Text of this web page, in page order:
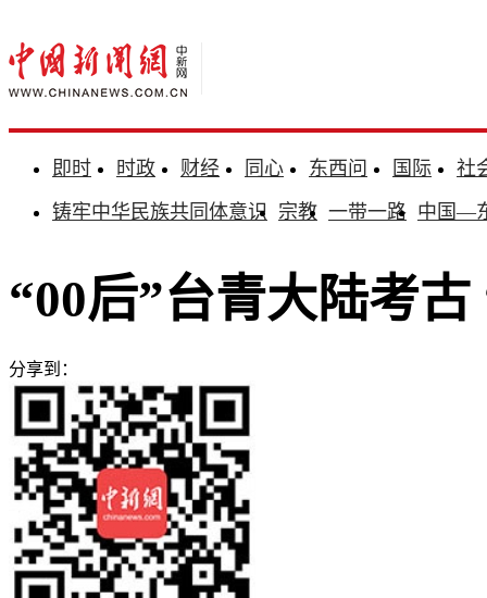
即时 时政 财经 同心 东西问 国际
社
铸牢中华民族共同体意识 宗教 一带一路 中国—
“00后”台青大陆考
分享到：